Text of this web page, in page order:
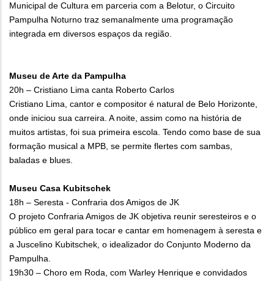
Municipal de Cultura em parceria com a Belotur, o Circuito
Pampulha Noturno traz semanalmente uma programação
integrada em diversos espaços da região.
Museu de Arte da Pampulha
20h – Cristiano Lima canta Roberto Carlos
Cristiano Lima, cantor e compositor é natural de Belo Horizonte,
onde iniciou sua carreira. A noite, assim como na história de
muitos artistas, foi sua primeira escola. Tendo como base de sua
formação musical a MPB, se permite flertes com sambas,
baladas e blues.
Museu Casa Kubitschek
18h – Seresta - Confraria dos Amigos de JK
O projeto Confraria Amigos de JK objetiva reunir seresteiros e o
público em geral para tocar e cantar em homenagem à seresta e
a Juscelino Kubitschek, o idealizador do Conjunto Moderno da
Pampulha.
19h30 – Choro em Roda, com Warley Henrique e convidados